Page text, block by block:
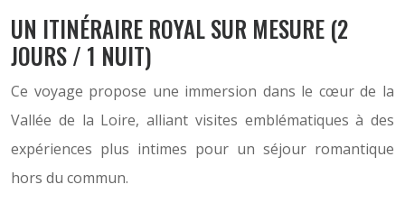
UN ITINÉRAIRE ROYAL SUR MESURE (2
JOURS / 1 NUIT)
Ce voyage propose une immersion dans le cœur de la
Vallée de la Loire, alliant visites emblématiques à des
expériences plus intimes pour un séjour romantique
hors du commun.